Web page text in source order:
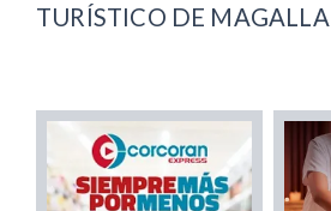
TURÍSTICO DE